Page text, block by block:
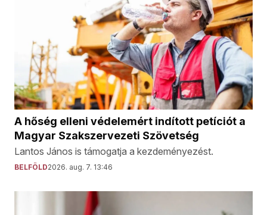
A hőség elleni védelemért indított petíciót a
Magyar Szakszervezeti Szövetség
Lantos János is támogatja a kezdeményezést.
BELFÖLD2026. aug. 7. 13:46